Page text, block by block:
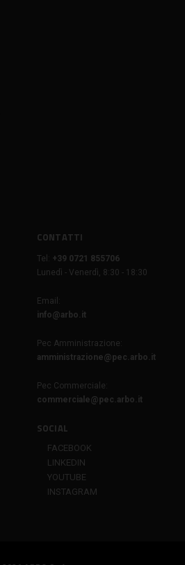
CONTATTI
Tel:
+39 0721 855706
Lunedì - Venerdì, 8:30 - 18:30
Email:
info@arbo.it
Pec Amministrazione:
amministrazione@pec.arbo.it
Pec Commerciale:
commerciale@pec.arbo.it
SOCIAL
FACEBOOK
LINKEDIN
YOUTUBE
INSTAGRAM